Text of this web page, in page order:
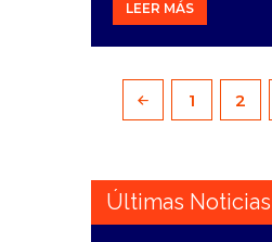
LEER MÁS
Paginación
de
PAGE
1 PAGE
2
Últimas Noticias